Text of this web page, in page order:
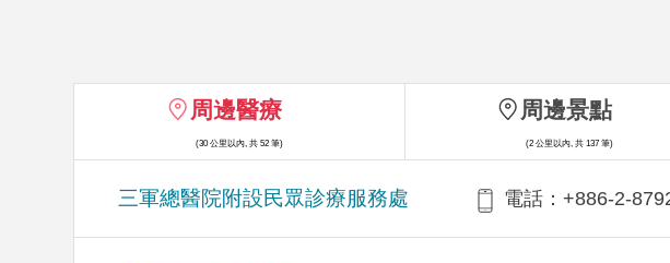
周邊醫療
(30 公里以內, 共 52 筆)
三軍總醫院附設民眾診療服務處 電話：+886-2-
周邊景點
(2 公里以內, 共 137 筆)